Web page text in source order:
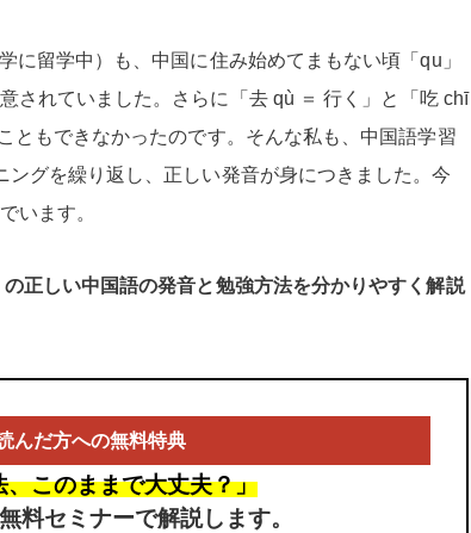
留学中）も、中国に住み始めてまもない頃「qu」
されていました。さらに「去 qù ＝ 行く」と「吃 chī
ともできなかったのです。そんな私も、中国語学習
グを繰り返し、正しい発音が身につきました。今
でいます。
の正しい中国語の発音と勉強方法を分かりやすく解説
んだ方への無料特典
、このままで大丈夫？」
料セミナーで解説します。